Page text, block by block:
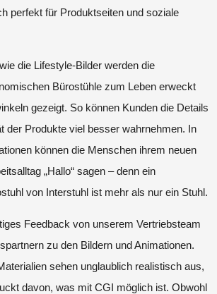
perfekt für Produktseiten und soziale
die Lifestyle-Bilder werden die
Bürostühle zum Leben erweckt
gezeigt. So können Kunden die Details
der Produkte viel besser wahrnehmen. In
können die Menschen ihrem neuen
„Hallo“ sagen – denn ein
von Interstuhl ist mehr als nur ein Stuhl.
Feedback von unserem Vertriebsteam
zu den Bildern und Animationen.
sehen unglaublich realistisch aus,
davon, was mit CGI möglich ist. Obwohl